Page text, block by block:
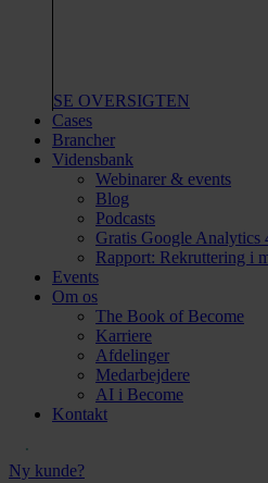
SE OVERSIGTEN
Cases
Brancher
Vidensbank
Webinarer & events
Blog
Podcasts
Gratis Google Analytics
Rapport: Rekruttering i
Events
Om os
The Book of Become
Karriere
Afdelinger
Medarbejdere
AI i Become
Kontakt
Ny kunde?